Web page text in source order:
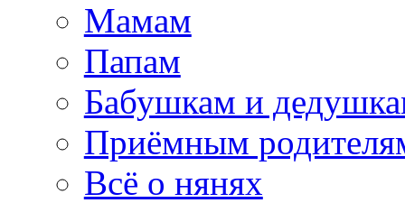
Мамам
Папам
Бабушкам и
Приёмным
Всё о нянях